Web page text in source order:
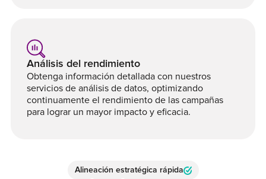
Análisis del rendimiento
Obtenga información detallada con nuestros
servicios de análisis de datos, optimizando
continuamente el rendimiento de las campañas
para lograr un mayor impacto y eficacia.
Alineación estratégica rápida